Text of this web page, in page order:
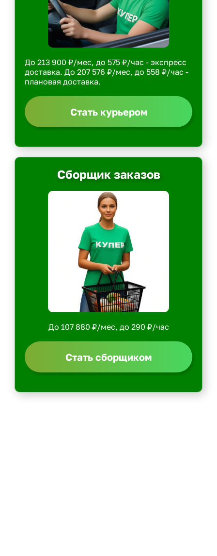
До 213 900 ₽/мес, до 575 ₽/час - экспресс
доставка. До 207 576 ₽/мес, до 558 ₽/час -
плановая доставка.
Стать курьером
Сборщик заказов
До 107 880 ₽/мес, до 290 ₽/час
Стать сборщиком